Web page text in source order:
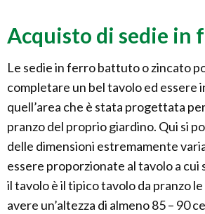
Acquisto di sedie in
Le sedie in ferro battuto o zincato
completare un bel tavolo ed essere
quell’area che è stata progettata
pranzo del proprio giardino. Qui si
delle dimensioni estremamente
essere proporzionate al tavolo a cui
il tavolo è il tipico tavolo da pranzo
avere un’altezza di almeno 85 – 90